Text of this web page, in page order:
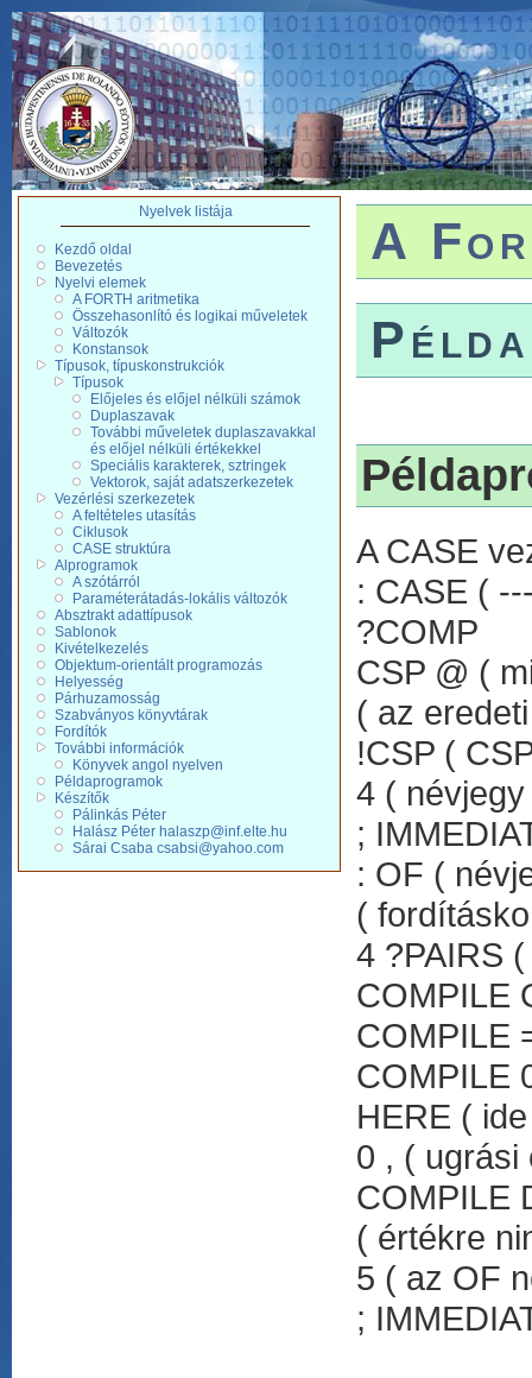
Nyelvek listája
Kezdő oldal
Bevezetés
Nyelvi elemek
A FORTH aritmetika
Összehasonlító és logikai műveletek
Változók
Konstansok
Típusok, típuskonstrukciók
Típusok
Előjeles és előjel nélküli számok
Duplaszavak
További műveletek duplaszavakkal
és előjel nélküli értékekkel
Speciális karakterek, sztringek
Vektorok, saját adatszerkezetek
Vezérlési szerkezetek
A feltételes utasítás
Ciklusok
CASE struktúra
Alprogramok
A szótárról
Paraméterátadás-lokális változók
Absztrakt adattípusok
Sablonok
Kivételkezelés
Objektum-orientált programozás
Helyesség
Párhuzamosság
Szabványos könyvtárak
Fordítók
További információk
Könyvek angol nyelven
Példaprogramok
Készítők
Pálinkás Péter
Halász Péter halaszp@inf.elte.hu
Sárai Csaba csabsi@yahoo.com
A
A CASE
: CASE (
?COMP
CSP @ (
( az
!CSP (
4 (
;
: OF (
(
4 ?PAIRS
COMPILE
COMPILE
COMPILE
HERE (
0 , ( ugrási
COMPILE
( értékre
5 ( az OF
;